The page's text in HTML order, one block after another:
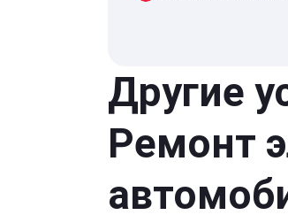
Другие
Ремонт